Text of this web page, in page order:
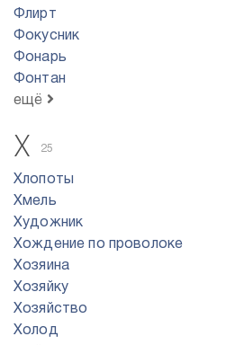
Флирт
Фокусник
Фонарь
Фонтан
ещё
Х 25
Хлопоты
Хмель
Художник
Хождение по проволоке
Хозяина
Хозяйку
Хозяйство
Холод